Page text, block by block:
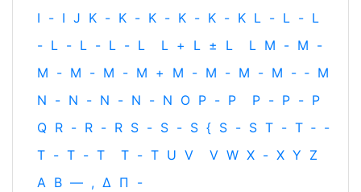
I - I J K - K - K - K - K - K L - L - L
- L - L - L - L L + L ± L L M - M -
M - M - M - M + M - M - M - M - ‐ M
N - N - N - N - N O P - P P - P - P
Q R - R - R S - S - S { S - S T - T ‐ -
T - T - T T - T U V V W X - X Y Z
Α Β — , Δ Π -